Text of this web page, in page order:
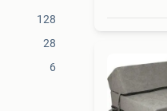
128
28
6